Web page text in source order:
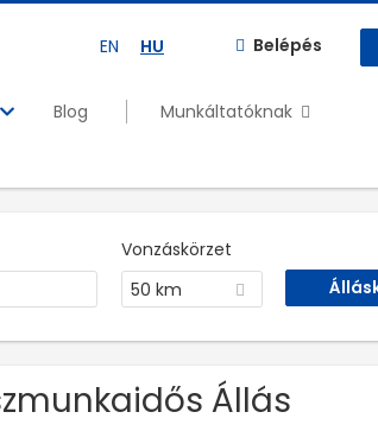
EN HU Belépés
Blog
Munkáltatóknak
Vonzáskörzet
50 km
Állás